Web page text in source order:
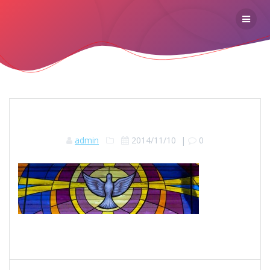
admin 2014/11/10 | 0